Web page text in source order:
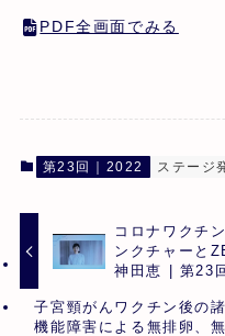
PDF全画面でみる
第23回｜2022 ステージ
コロナワクチ
ンクチャーと
神田恵 | 第23
子宮頸がんワクチン後の
機能障害による無排卵、